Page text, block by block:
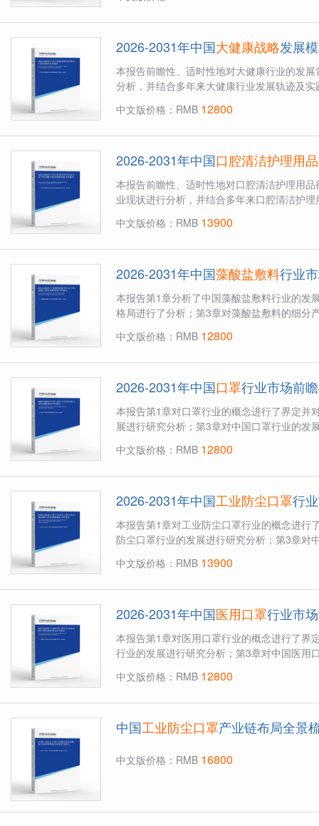
2026-2031年中国大健康战略发展
本报告前瞻性、适时性地对大健康行业的发
分析，并结合多年来大健康行业发展轨迹及
中文版价格：RMB 12800
2026-2031年中国口腔清洁护理用品
本报告前瞻性、适时性地对口腔清洁护理用
业现状进行分析，并结合多年来口腔清洁护
中文版价格：RMB 13900
2026-2031年中国藻酸盐敷料行业
本报告第1章分析了中国藻酸盐敷料行业的发
格局进行了分析；第3章对藻酸盐敷料的细分
中文版价格：RMB 12800
2026-2031年中国口罩行业市场前
本报告第1章对口罩行业的概念进行了界定并
展进行研究分析；第3章对中国口罩行业的发
中文版价格：RMB 12800
2026-2031年中国工业防尘口罩行
本报告第1章对工业防尘口罩行业的概念进行
防尘口罩行业的发展进行研究分析；第3章对
中文版价格：RMB 13900
2026-2031年中国医用口罩行业市
本报告第1章对医用口罩行业的概念进行了界
行业的发展进行研究分析；第3章对中国医用
中文版价格：RMB 12800
中国工业防尘口罩产业链布局全景
中文版价格：RMB 16800